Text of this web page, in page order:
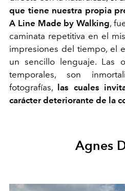
que tiene nuestra propia
A Line Made by Walking,
caminata repetitiva en el
impresiones del tiempo, el
un sencillo lenguaje. Las
temporales, son
fotografías,
las cuales
carácter deteriorante de la
Agnes